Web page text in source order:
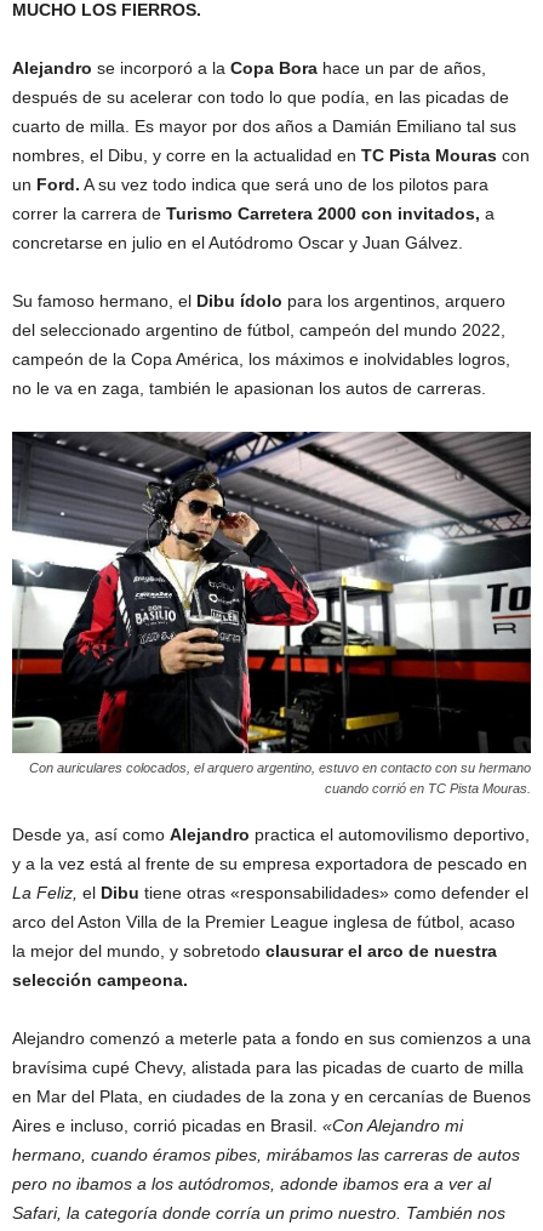
MUCHO LOS FIERROS.
Alejandro se incorporó a la Copa Bora hace un par de años,
después de su acelerar con todo lo que podía, en las picadas de
cuarto de milla. Es mayor por dos años a Damián Emiliano tal sus
nombres, el Dibu, y corre en la actualidad en TC Pista Mouras con
un Ford. A su vez todo indica que será uno de los pilotos para
correr la carrera de Turismo Carretera 2000 con invitados, a
concretarse en julio en el Autódromo Oscar y Juan Gálvez.
Su famoso hermano, el Dibu ídolo para los argentinos, arquero
del seleccionado argentino de fútbol, campeón del mundo 2022,
campeón de la Copa América, los máximos e inolvidables logros,
no le va en zaga, también le apasionan los autos de carreras.
Con auriculares colocados, el arquero argentino, estuvo en contacto con su hermano
cuando corrió en TC Pista Mouras.
Desde ya, así como Alejandro practica el automovilismo deportivo,
y a la vez está al frente de su empresa exportadora de pescado en
La Feliz, el Dibu tiene otras «responsabilidades» como defender el
arco del Aston Villa de la Premier League inglesa de fútbol, acaso
la mejor del mundo, y sobretodo clausurar el arco de nuestra
selección campeona.
Alejandro comenzó a meterle pata a fondo en sus comienzos a una
bravísima cupé Chevy, alistada para las picadas de cuarto de milla
en Mar del Plata, en ciudades de la zona y en cercanías de Buenos
Aires e incluso, corrió picadas en Brasil. «Con Alejandro mi
hermano, cuando éramos pibes, mirábamos las carreras de autos
pero no ibamos a los autódromos, adonde ibamos era a ver al
Safari, la categoría donde corría un primo nuestro. También nos